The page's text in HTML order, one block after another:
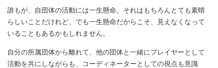
誰もが、自団体の活動には一生懸命。それはもちろんとても素晴
らしいことだけれど、でも一生懸命だからこそ、見えなくなって
いることもあるかもしれません。
自分の所属団体から離れて、他の団体と一緒にプレイヤーとして
活動を共にしながらも、コーディネーターとしての視点も意識